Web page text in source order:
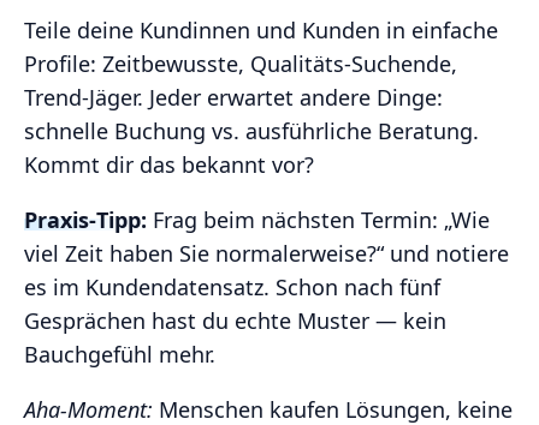
Teile deine Kundinnen und Kunden in einfache
Profile: Zeitbewusste, Qualitäts‑Suchende,
Trend‑Jäger. Jeder erwartet andere Dinge:
schnelle Buchung vs. ausführliche Beratung.
Kommt dir das bekannt vor?
Praxis‑Tipp: Frag beim nächsten Termin: „Wie
viel Zeit haben Sie normalerweise?“ und notiere
es im Kundendatensatz. Schon nach fünf
Gesprächen hast du echte Muster — kein
Bauchgefühl mehr.
Aha‑Moment: Menschen kaufen Lösungen, keine